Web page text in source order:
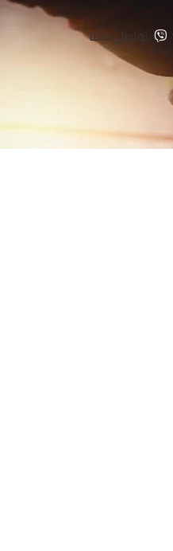
تواصل معنا